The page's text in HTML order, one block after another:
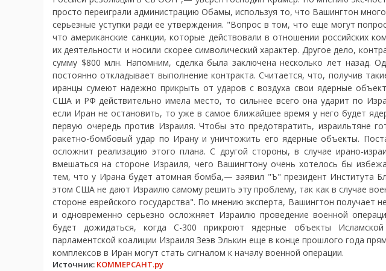
просто переиграли администрацию Обамы, используя то, что Вашингтон
серьезные уступки ради ее утверждения. "Вопрос в том, что еще могут
что американские санкции, которые действовали в отношении российских
их деятельности и носили скорее символический характер. Другое дело,
сумму $800 млн. Напомним, сделка была заключена несколько лет назад.
постоянно откладывает выполнение контракта. Считается, что, получив
иранцы сумеют надежно прикрыть от ударов с воздуха свои ядерные
США и РФ действительно имела место, то сильнее всего она ударит по
если Иран не остановить, то уже в самое ближайшее время у него будет
первую очередь против Израиля. Чтобы это предотвратить, израильтяне
ракетно-бомбовый удар по Ирану и уничтожить его ядерные объекты.
осложнит реализацию этого плана. С другой стороны, в случае ирано-
вмешаться на стороне Израиля, чего Вашингтону очень хотелось бы
тем, что у Ирана будет атомная бомба,— заявил "Ъ" президент Института
этом США не дают Израилю самому решить эту проблему, так как в случае
стороне еврейского государства". По мнению эксперта, Вашингтон
и одновременно серьезно осложняет Израилю проведение военной
будет дожидаться, когда С-300 прикроют ядерные объекты Исламской
парламентской коалиции Израиля Зеэв Элькин еще в конце прошлого года
комплексов в Иран могут стать сигналом к началу военной операции.
Источник: КОММЕРСАНТ.ру